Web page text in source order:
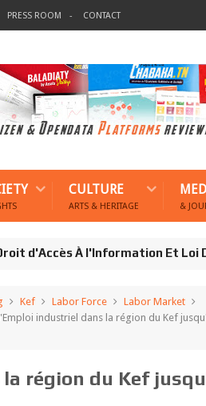
PRESS ROOM CONTACT
CULTURE
ARTS & HERITAGE &
À l'Information Et Loi Des
Kef Labor Force
Labor Market
industriel dans la région du Kef
région du Kef